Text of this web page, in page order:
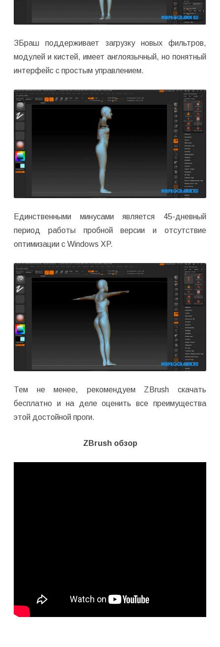
ЗБраш поддерживает загрузку новых фильтров,
модулей и кистей, имеет англоязычный, но понятный
интерфейс с простым управлением.
Единственными минусами является 45-дневный
период работы пробной версии и отсутствие
оптимизации с Windows XP.
Тем не менее, рекомендуем ZBrush скачать
бесплатно и на деле оценить все преимущества
этой достойной проги.
ZBrush обзор